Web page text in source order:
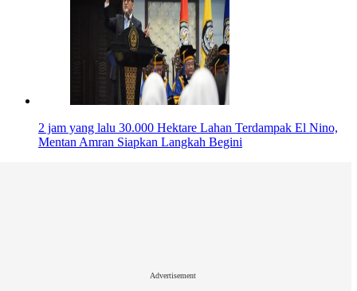
2 jam yang lalu 30.000 Hektare Lahan Terdampak El Nino,
Mentan Amran Siapkan Langkah Begini
Advertisement